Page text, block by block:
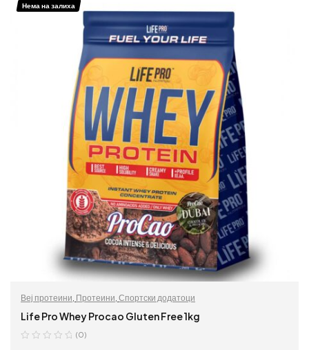
Нема на залиха
Веј протеини Протеини Спортски додатоци
Life Pro Whey Procao Gluten Free 1kg
(0)